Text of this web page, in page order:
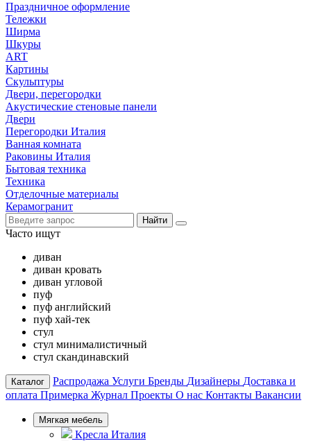
Праздничное оформление
Тележки
Ширма
Шкуры
ART
Картины
Скульптуры
Двери, перегородки
Акустические стеновые панели
Двери
Перегородки Италия
Ванная комната
Раковины Италия
Бытовая техника
Техника
Отделочные материалы
Керамогранит
Найти
Часто ищут
диван
диван кровать
диван угловой
пуф
пуф английский
пуф хай-тек
стул
стул минималистичный
стул скандинавский
Каталог Распродажа Услуги Бренды Дизайнеры Доставка и
оплата Примерка Журнал Проекты О нас Контакты Вакансии
Мягкая мебель
Кресла Италия